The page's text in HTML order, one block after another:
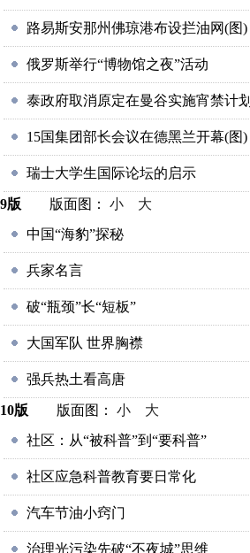
路易斯安那州佛琼港布设拦油网(图)
俄罗斯举行“博物馆之夜”活动
泰政府取消原定在曼谷实施宵禁计划
15国集团部长会议在德黑兰开幕(图)
瑞士大学生国际论坛的启示
9版 版面图： 小
大
中国“海豹”探秘
兵家名言
破“瓶颈”长“短板”
大国军队 世界胸襟
强兵热土看高唐
10版 版面图： 小
大
社区：从“被科普”到“要科普”
社区应急科普教育要日常化
汽车节油小窍门
治理光污染先破“不夜城”思维